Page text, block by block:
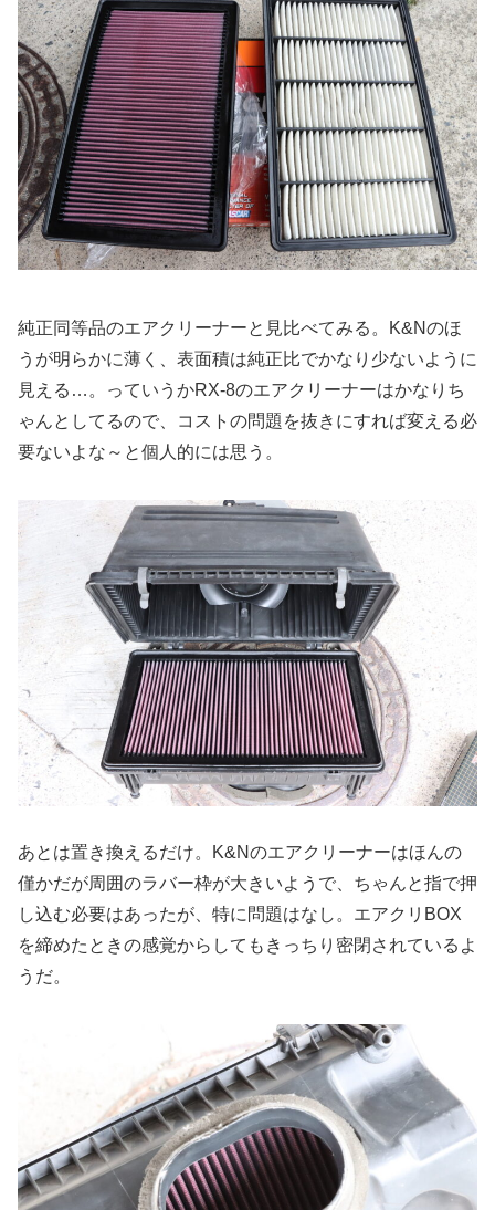
純正同等品のエアクリーナーと見比べてみる。K&Nのほ
うが明らかに薄く、表面積は純正比でかなり少ないように
見える…。っていうかRX-8のエアクリーナーはかなりち
ゃんとしてるので、コストの問題を抜きにすれば変える必
要ないよな～と個人的には思う。
あとは置き換えるだけ。K&Nのエアクリーナーはほんの
僅かだが周囲のラバー枠が大きいようで、ちゃんと指で押
し込む必要はあったが、特に問題はなし。エアクリBOX
を締めたときの感覚からしてもきっちり密閉されているよ
うだ。